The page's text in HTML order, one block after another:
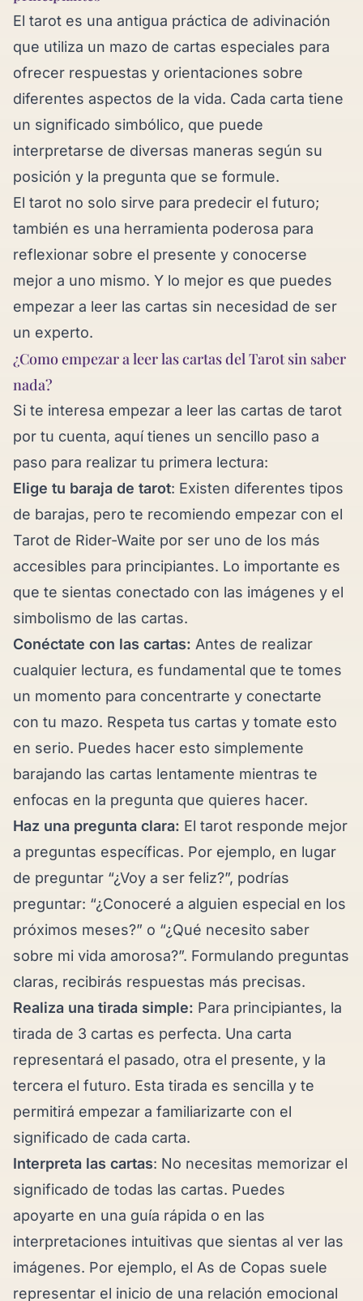
El tarot es una antigua práctica de adivinación
que utiliza un mazo de cartas especiales para
ofrecer respuestas y orientaciones sobre
diferentes aspectos de la vida. Cada carta tiene
un significado simbólico, que puede
interpretarse de diversas maneras según su
posición y la pregunta que se formule.
El tarot no solo sirve para predecir el futuro;
también es una herramienta poderosa para
reflexionar sobre el presente y conocerse
mejor a uno mismo. Y lo mejor es que puedes
empezar a leer las cartas sin necesidad de ser
un experto.
¿Como empezar a leer las cartas del Tarot sin saber
nada?
Si te interesa empezar a leer las cartas de tarot
por tu cuenta, aquí tienes un sencillo paso a
paso para realizar tu primera lectura:
Elige tu baraja de tarot: Existen diferentes tipos
de barajas, pero te recomiendo empezar con el
Tarot de Rider-Waite por ser uno de los más
accesibles para principiantes. Lo importante es
que te sientas conectado con las imágenes y el
simbolismo de las cartas.
Conéctate con las cartas: Antes de realizar
cualquier lectura, es fundamental que te tomes
un momento para concentrarte y conectarte
con tu mazo. Respeta tus cartas y tomate esto
en serio. Puedes hacer esto simplemente
barajando las cartas lentamente mientras te
enfocas en la pregunta que quieres hacer.
Haz una pregunta clara: El tarot responde mejor
a preguntas específicas. Por ejemplo, en lugar
de preguntar “¿Voy a ser feliz?”, podrías
preguntar: “¿Conoceré a alguien especial en los
próximos meses?” o “¿Qué necesito saber
sobre mi vida amorosa?”. Formulando preguntas
claras, recibirás respuestas más precisas.
Realiza una tirada simple: Para principiantes, la
tirada de 3 cartas es perfecta. Una carta
representará el pasado, otra el presente, y la
tercera el futuro. Esta tirada es sencilla y te
permitirá empezar a familiarizarte con el
significado de cada carta.
Interpreta las cartas: No necesitas memorizar el
significado de todas las cartas. Puedes
apoyarte en una guía rápida o en las
interpretaciones intuitivas que sientas al ver las
imágenes. Por ejemplo, el As de Copas suele
representar el inicio de una relación emocional